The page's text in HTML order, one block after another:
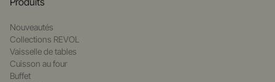
Nouveautés
Collections REVOL
Vaisselle de tables
Cuisson au four
Buffet